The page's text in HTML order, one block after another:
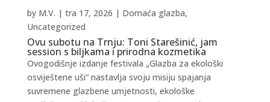
Ovu subotu na Trnju: Toni Starešinić, jam
session s biljkama i prirodna kozmetika
by M.V. | tra 17, 2026 | Domaća glazba,
Uncategorized
Ovogodišnje izdanje festivala „Glazba za ekološki
osviještene uši“ nastavlja svoju misiju spajanja
suvremene glazbene umjetnosti, ekološke